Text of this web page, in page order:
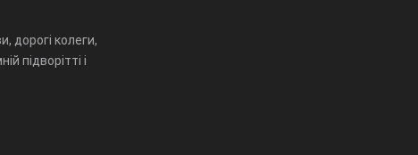
дорогі колеги,
підворітті і